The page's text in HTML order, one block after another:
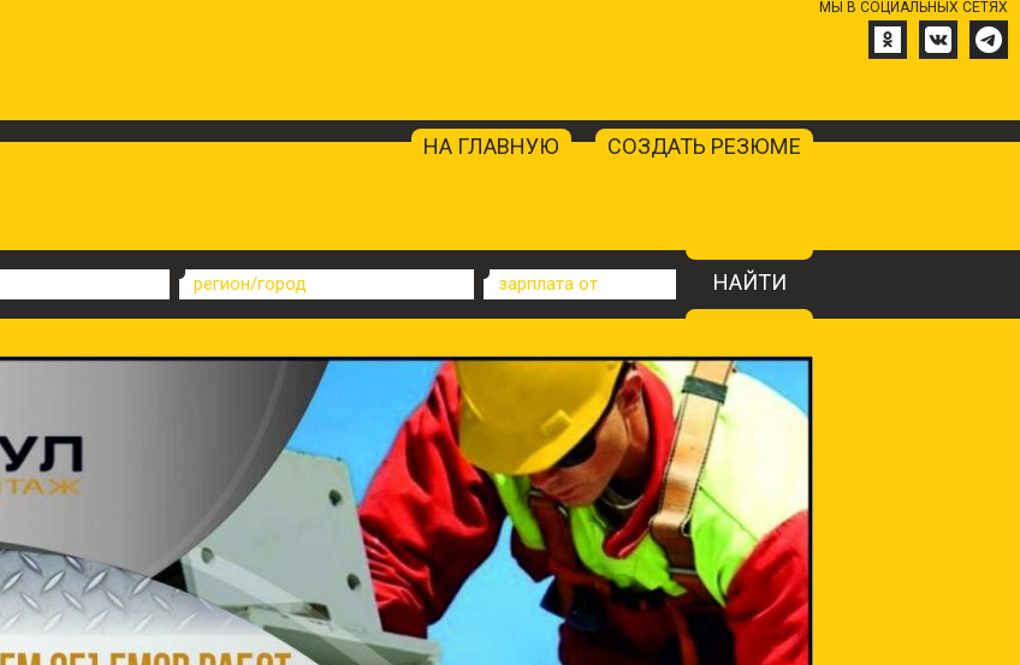
СОЗДАТЬ РЕЗЮМЕ
НА ГЛАВНУЮ
МЫ В СОЦИАЛЬНЫХ СЕТЯХ
регион/город зарплата от НАЙТИ